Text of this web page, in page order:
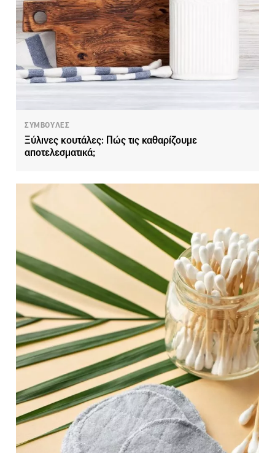
ΣΥΜΒΟΥΛΕΣ
Ξύλινες κουτάλες: Πώς τις καθαρίζουμε
αποτελεσματικά;